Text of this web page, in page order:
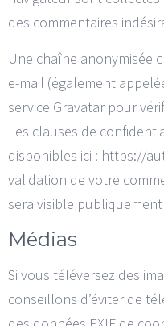
des commentaires
Une chaîne anonymisée
e-mail (également
service Gravatar pour
Les clauses de
disponibles ici : https://
validation de votre
sera visible
Médias
Si vous téléversez des
conseillons d’éviter de